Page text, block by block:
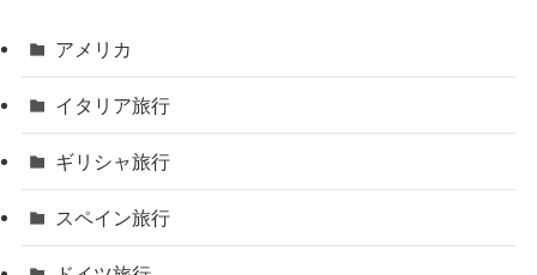
アメリカ
イタリア旅行
ギリシャ旅行
スペイン旅行